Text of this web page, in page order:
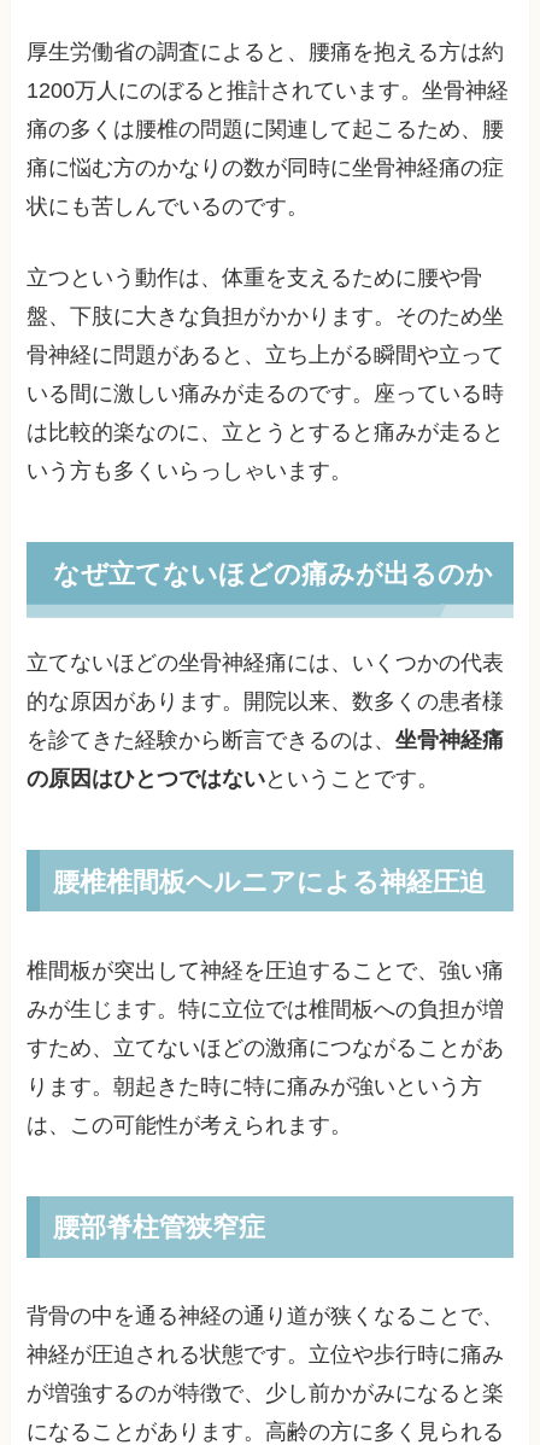
厚生労働省の調査によると、腰痛を抱える方は約
1200万人にのぼると推計されています。坐骨神経
痛の多くは腰椎の問題に関連して起こるため、腰
痛に悩む方のかなりの数が同時に坐骨神経痛の症
状にも苦しんでいるのです。
立つという動作は、体重を支えるために腰や骨
盤、下肢に大きな負担がかかります。そのため坐
骨神経に問題があると、立ち上がる瞬間や立って
いる間に激しい痛みが走るのです。座っている時
は比較的楽なのに、立とうとすると痛みが走ると
いう方も多くいらっしゃいます。
なぜ立てないほどの痛みが出るのか
立てないほどの坐骨神経痛には、いくつかの代表
的な原因があります。開院以来、数多くの患者様
を診てきた経験から断言できるのは、坐骨神経痛
の原因はひとつではないということです。
腰椎椎間板ヘルニアによる神経圧迫
椎間板が突出して神経を圧迫することで、強い痛
みが生じます。特に立位では椎間板への負担が増
すため、立てないほどの激痛につながることがあ
ります。朝起きた時に特に痛みが強いという方
は、この可能性が考えられます。
腰部脊柱管狭窄症
背骨の中を通る神経の通り道が狭くなることで、
神経が圧迫される状態です。立位や歩行時に痛み
が増強するのが特徴で、少し前かがみになると楽
になることがあります。高齢の方に多く見られる